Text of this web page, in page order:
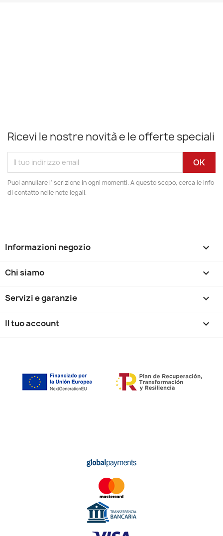
Ricevi le nostre novità e le offerte speciali
Puoi annullare l'iscrizione in ogni momenti. A questo scopo, cerca le info
di contatto nelle note legali.
Informazioni negozio keyboard_arrow_down
Chi siamo 
Servizi e garanzie 
Il tuo account 